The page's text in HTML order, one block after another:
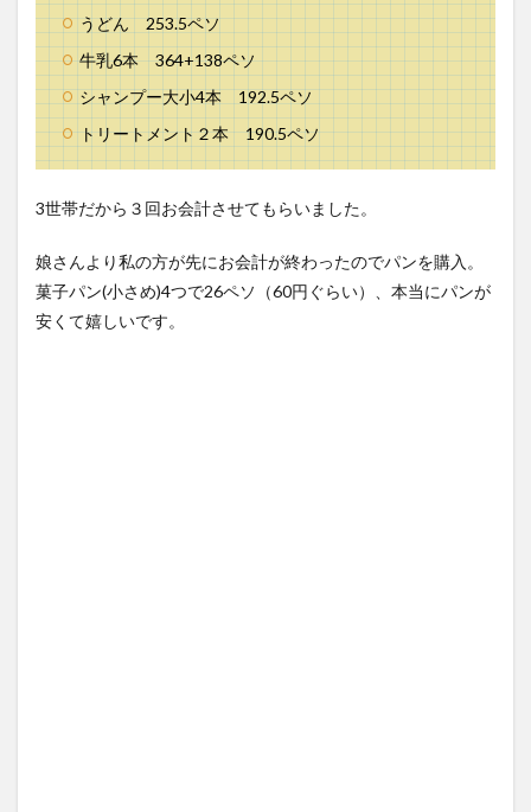
うどん 253.5ペソ
牛乳6本 364+138ペソ
シャンプー大小4本 192.5ペソ
トリートメント２本 190.5ペソ
3世帯だから３回お会計させてもらいました。
娘さんより私の方が先にお会計が終わったのでパンを購入。
菓子パン(小さめ)4つで26ペソ（60円ぐらい）、本当にパンが
安くて嬉しいです。